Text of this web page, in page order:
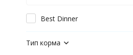
Best Dinner
Тип корма